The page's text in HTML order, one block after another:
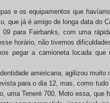
e os equipamentos que
que já é amigo de longa data do
09 para Fairbanks, com uma
horário, não tivemos
pegar a camioneta locada
americana, agilizou muito
para o dia 12, mas, como
uma Teneré 700. Moto essa,